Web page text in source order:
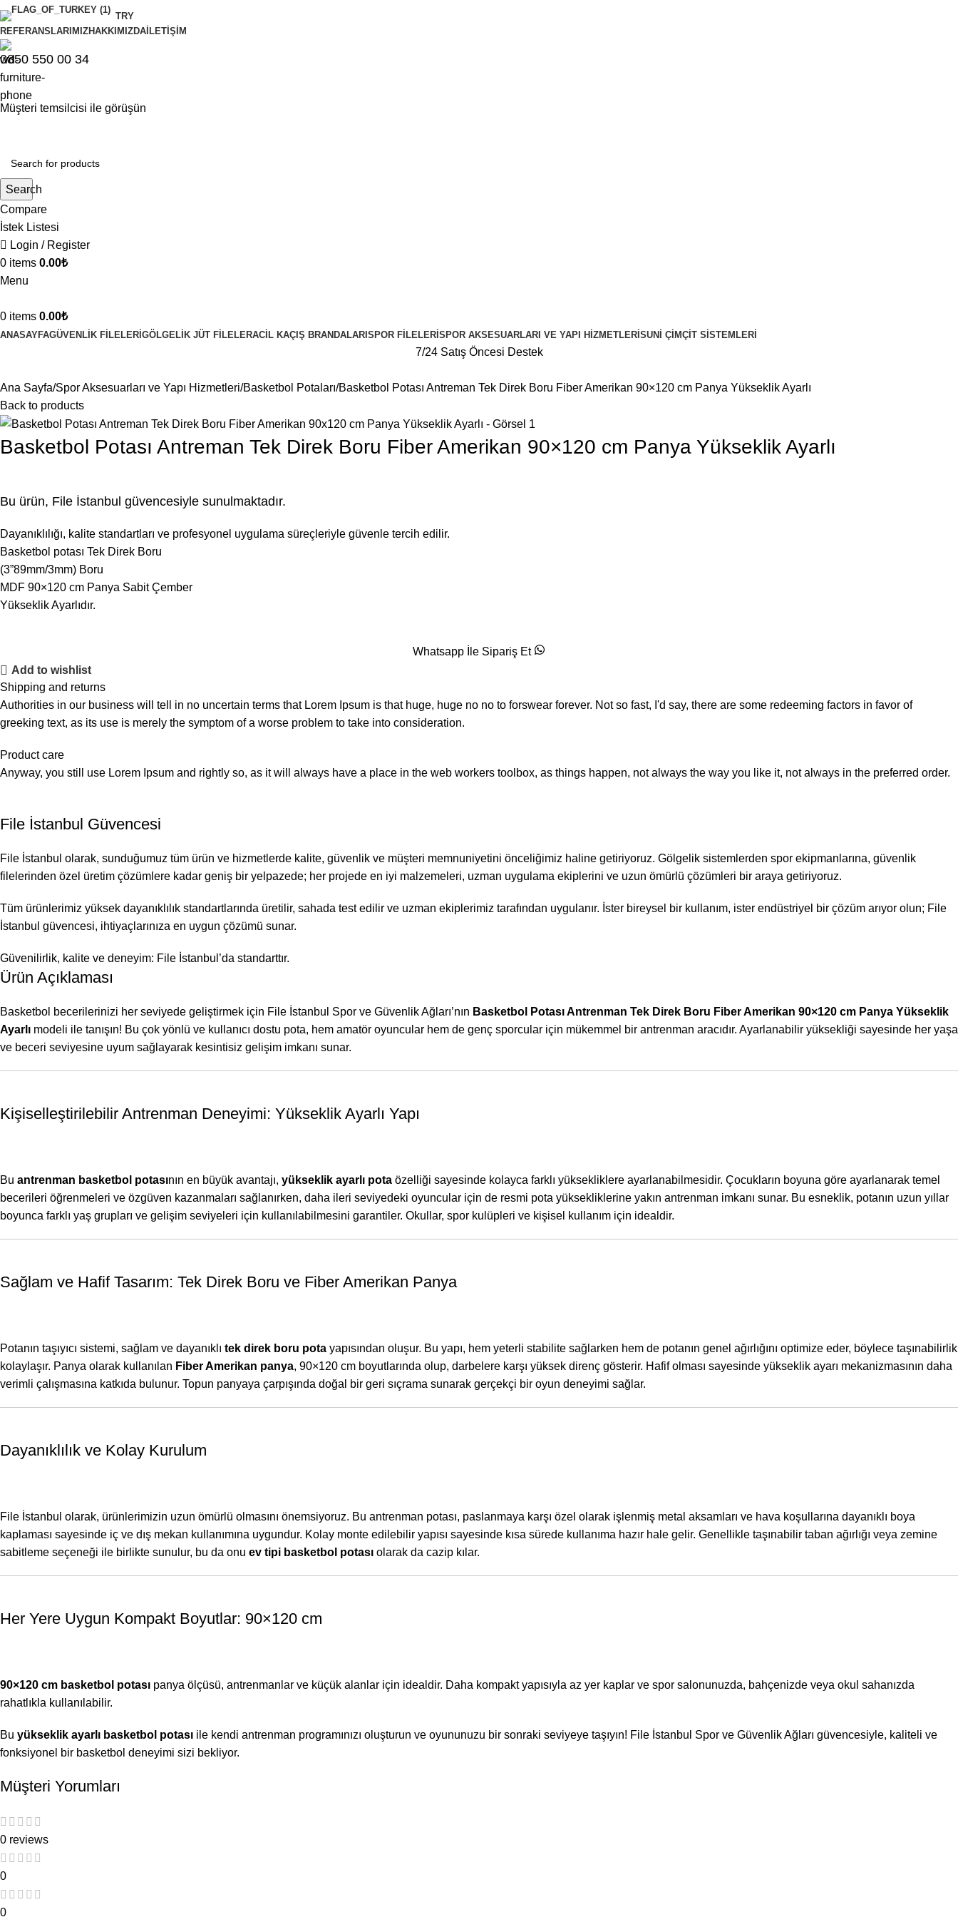
TRY
REFERANSLARIMIZHAKKIMIZDA İLETIŞIM
0850 550 00 34
Müşteri temsilcisi ile görüşün
Search
Compare
İstek Listesi
Login / Register
0 items 0.00₺
Menu
0 items 0.00₺
ANASAYFAGÜVENLIK FILELERI GÖLGELIK JÜT FILELERACIL KAÇIŞ BRANDALARI SPOR FILELERI SPOR AKSESUARLARI VE YAPI HIZMETLERI SUNI ÇIMÇIT SISTEMLERI
7/24 Satış Öncesi Destek
Ana Sayfa Spor Aksesuarları ve Yapı Hizmetleri Basketbol Potaları Basketbol Potası Antreman Tek Direk Boru Fiber Amerikan 90×120 cm Panya Yükseklik Ayarlı
Back to products
Basketbol Potası Antreman Tek Direk Boru Fiber Amerikan 90×120 cm Panya Yükseklik Ayarlı
Bu ürün, File İstanbul güvencesiyle sunulmaktadır.
Dayanıklılığı, kalite standartları ve profesyonel uygulama süreçleriyle güvenle tercih edilir.
Basketbol potası Tek Direk Boru
(3”89mm/3mm) Boru
MDF 90×120 cm Panya Sabit Çember
Yükseklik Ayarlıdır.
Whatsapp İle Sipariş Et
Add to wishlist
Shipping and returns
Authorities in our business will tell in no uncertain terms that Lorem Ipsum is that huge, huge no no to forswear forever. Not so fast, I'd say, there are some redeeming factors in favor of
greeking text, as its use is merely the symptom of a worse problem to take into consideration.
Product care
Anyway, you still use Lorem Ipsum and rightly so, as it will always have a place in the web workers toolbox, as things happen, not always the way you like it, not always in the preferred order.
File İstanbul Güvencesi
File İstanbul olarak, sunduğumuz tüm ürün ve hizmetlerde kalite, güvenlik ve müşteri memnuniyetini önceliğimiz haline getiriyoruz. Gölgelik sistemlerden spor ekipmanlarına, güvenlik
filelerinden özel üretim çözümlere kadar geniş bir yelpazede; her projede en iyi malzemeleri, uzman uygulama ekiplerini ve uzun ömürlü çözümleri bir araya getiriyoruz.
Tüm ürünlerimiz yüksek dayanıklılık standartlarında üretilir, sahada test edilir ve uzman ekiplerimiz tarafından uygulanır. İster bireysel bir kullanım, ister endüstriyel bir çözüm arıyor olun; File
İstanbul güvencesi, ihtiyaçlarınıza en uygun çözümü sunar.
Güvenilirlik, kalite ve deneyim: File İstanbul’da standarttır.
Ürün Açıklaması
Basketbol becerilerinizi her seviyede geliştirmek için File İstanbul Spor ve Güvenlik Ağları’nın Basketbol Potası Antrenman Tek Direk Boru Fiber Amerikan 90×120 cm Panya Yükseklik
Ayarlı modeli ile tanışın! Bu çok yönlü ve kullanıcı dostu pota, hem amatör oyuncular hem de genç sporcular için mükemmel bir antrenman aracıdır. Ayarlanabilir yüksekliği sayesinde her yaşa
ve beceri seviyesine uyum sağlayarak kesintisiz gelişim imkanı sunar.
Kişiselleştirilebilir Antrenman Deneyimi: Yükseklik Ayarlı Yapı
Bu antrenman basketbol potasının en büyük avantajı, yükseklik ayarlı pota özelliği sayesinde kolayca farklı yüksekliklere ayarlanabilmesidir. Çocukların boyuna göre ayarlanarak temel
becerileri öğrenmeleri ve özgüven kazanmaları sağlanırken, daha ileri seviyedeki oyuncular için de resmi pota yüksekliklerine yakın antrenman imkanı sunar. Bu esneklik, potanın uzun yıllar
boyunca farklı yaş grupları ve gelişim seviyeleri için kullanılabilmesini garantiler. Okullar, spor kulüpleri ve kişisel kullanım için idealdir.
Sağlam ve Hafif Tasarım: Tek Direk Boru ve Fiber Amerikan Panya
Potanın taşıyıcı sistemi, sağlam ve dayanıklı tek direk boru pota yapısından oluşur. Bu yapı, hem yeterli stabilite sağlarken hem de potanın genel ağırlığını optimize eder, böylece taşınabilirlik
kolaylaşır. Panya olarak kullanılan Fiber Amerikan panya, 90×120 cm boyutlarında olup, darbelere karşı yüksek direnç gösterir. Hafif olması sayesinde yükseklik ayarı mekanizmasının daha
verimli çalışmasına katkıda bulunur. Topun panyaya çarpışında doğal bir geri sıçrama sunarak gerçekçi bir oyun deneyimi sağlar.
Dayanıklılık ve Kolay Kurulum
File İstanbul olarak, ürünlerimizin uzun ömürlü olmasını önemsiyoruz. Bu antrenman potası, paslanmaya karşı özel olarak işlenmiş metal aksamları ve hava koşullarına dayanıklı boya
kaplaması sayesinde iç ve dış mekan kullanımına uygundur. Kolay monte edilebilir yapısı sayesinde kısa sürede kullanıma hazır hale gelir. Genellikle taşınabilir taban ağırlığı veya zemine
sabitleme seçeneği ile birlikte sunulur, bu da onu ev tipi basketbol potası olarak da cazip kılar.
Her Yere Uygun Kompakt Boyutlar: 90×120 cm
90×120 cm basketbol potası panya ölçüsü, antrenmanlar ve küçük alanlar için idealdir. Daha kompakt yapısıyla az yer kaplar ve spor salonunuzda, bahçenizde veya okul sahanızda
rahatlıkla kullanılabilir.
Bu yükseklik ayarlı basketbol potası ile kendi antrenman programınızı oluşturun ve oyununuzu bir sonraki seviyeye taşıyın! File İstanbul Spor ve Güvenlik Ağları güvencesiyle, kaliteli ve
fonksiyonel bir basketbol deneyimi sizi bekliyor.
Müşteri Yorumları
0 reviews
0
0